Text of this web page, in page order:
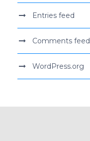
Entries feed
Comments feed
WordPress.org